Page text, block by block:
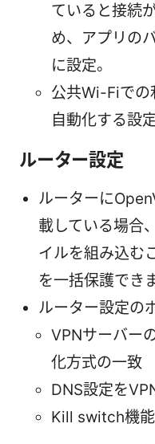
ていると接続
め、アプリの
に設定。
公共Wi-Fiでの
自動化する設
ルーター設定
ルーターに
載している場合
イルを組み込む
を一括保護でき
ルーター設定の
VPNサーバー
化方式の一致
DNS設定を
Kill switch機